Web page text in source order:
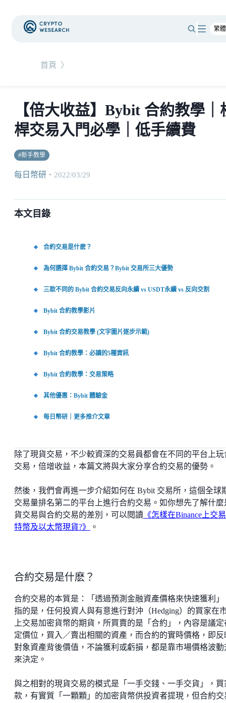
首頁 〉
【倍大收益】Bybit 合約教學｜
桿交易入門必學｜低手續費
#新手教學
每日幣研 ・ 2022/03/29
本文目錄
合約交易是什麽？
為何選擇 Bybit 合約交易？Bybit 交易所三大優勢
三款不同的 Bybit 合約交易反向永續 vs USDT永續 vs 反向交割
Bybit 合約教學影片
Bybit 合約交易教學 (文字圖片逐步示範)
Bybit 合約教學：必讀的5種資訊
Bybit 合約教學：交易策略
其他優惠：Bybit 體驗金
每日幣研｜更多推介文章
除了現貨交易，不少較資深的交易員都會在不同的平台上玩
交易，倍增收益，本篇文將與大家分享合約交易的優勢。
然後，我們會再進一步介紹如何在 Bybit 交易所，這個全球
交易量排名第二的平台上進行合約交易。如你想先了解什麼
貨交易與合約交易的差別，可以閱讀 《怎樣在Binance上交
特幣及以太幣現貨?》
。
合約交易是什麽？
合約交易的本質是：「透過預測金融資產價格來快速獲利」
指的是，任何投資人與有意進行對沖（Hedging）的買家在
上交易加密貨幣的期貨，所買賣的是「合約」，內容是議定
定價位，買入／賣出相關的資產，而合約的實時價格，即反
對象資產背後價值，不論獲利或虧損，都是靠市場價格波動
來決定。
與之相對的現貨交易的模式是「一手交錢、一手交貨」，買
款，有實質「一顆顆」的加密貨幣供投資者提現，但合約交